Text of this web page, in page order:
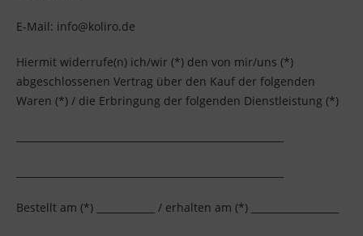
E-Mail: info@koliro.de
Hiermit widerrufe(n) ich/wir (*) den von mir/uns (*)
abgeschlossenen Vertrag über den Kauf der folgenden
Waren (*) / die Erbringung der folgenden Dienstleistung (*)
Bestellt am (*) ____________ / erhalten am (*) __________________